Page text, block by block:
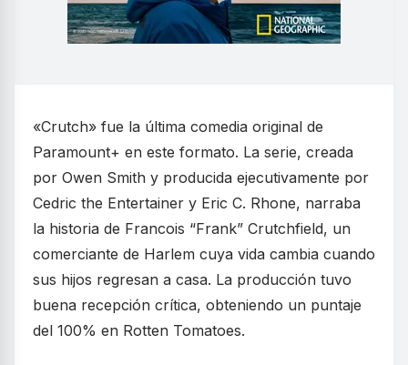
«Crutch» fue la última comedia original de
Paramount+ en este formato. La serie, creada
por Owen Smith y producida ejecutivamente por
Cedric the Entertainer y Eric C. Rhone, narraba
la historia de Francois “Frank” Crutchfield, un
comerciante de Harlem cuya vida cambia cuando
sus hijos regresan a casa. La producción tuvo
buena recepción crítica, obteniendo un puntaje
del 100% en Rotten Tomatoes.